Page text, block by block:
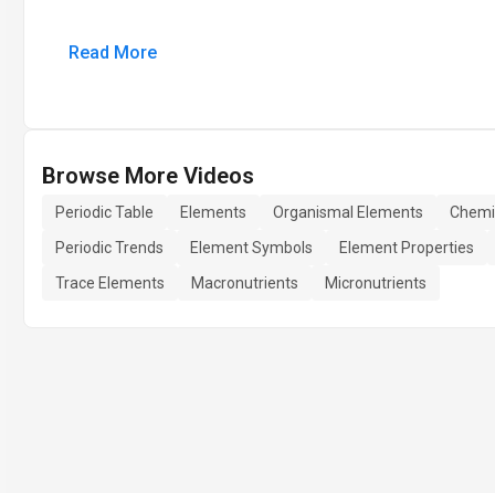
Read More
Browse More Videos
Periodic Table Elements Organismal Elements
Periodic Trends
Element Symbols
Element Properties
Trace Elements
Macronutrients Micronutrients